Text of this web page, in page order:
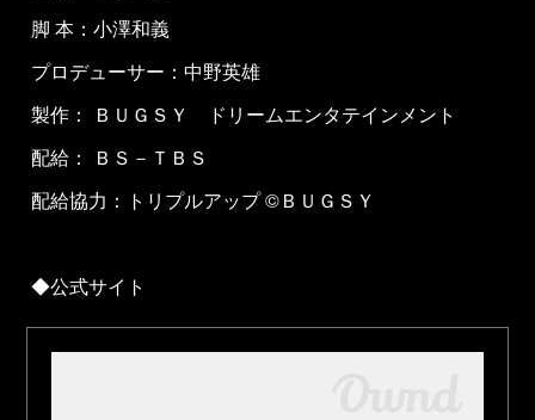
脚 本：小澤和義
プロデューサー：中野英雄
製作： ＢＵＧＳＹ ドリームエンタテインメント
配給： ＢＳ－ＴＢＳ
配給協力：トリプルアップ ©ＢＵＧＳＹ
◆公式サイト